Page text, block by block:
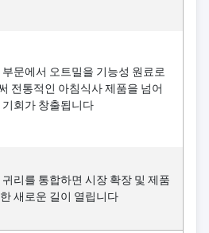
문에서 오트밀을 기능성 원료로
전통적인 아침식사 제품을 넘어
회가 창출됩니다
리를 통합하면 시장 확장 및 제품
새로운 길이 열립니다